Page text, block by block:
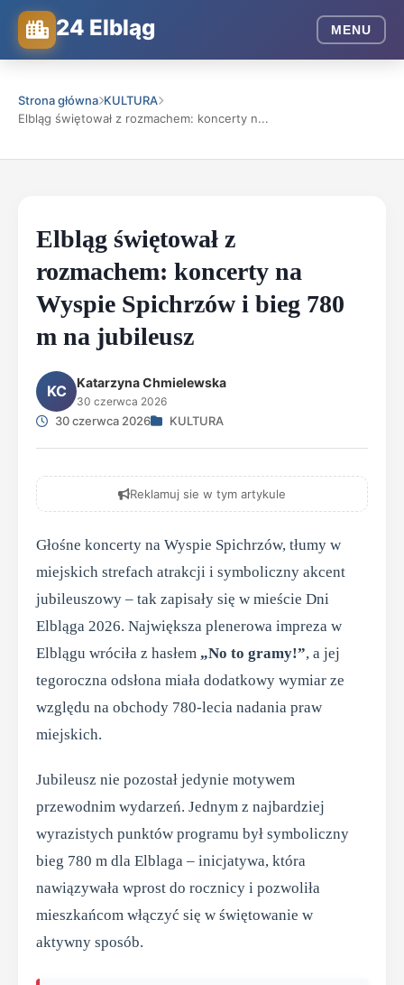
24 Elbląg MENU
Strona główna KULTURA
Elbląg świętował z rozmachem: koncerty n...
Elbląg świętował z
rozmachem: koncerty na
Wyspie Spichrzów i bieg 780
m na jubileusz
KC Katarzyna Chmielewska
30 czerwca 2026
30 czerwca 2026 KULTURA
Reklamuj sie w tym artykule
Głośne koncerty na Wyspie Spichrzów, tłumy w
miejskich strefach atrakcji i symboliczny akcent
jubileuszowy – tak zapisały się w mieście Dni
Elbląga 2026. Największa plenerowa impreza w
Elblągu wróciła z hasłem „No to gramy!”, a jej
tegoroczna odsłona miała dodatkowy wymiar ze
względu na obchody 780-lecia nadania praw
miejskich.
Jubileusz nie pozostał jedynie motywem
przewodnim wydarzeń. Jednym z najbardziej
wyrazistych punktów programu był symboliczny
bieg 780 m dla Elblaga – inicjatywa, która
nawiązywała wprost do rocznicy i pozwoliła
mieszkańcom włączyć się w świętowanie w
aktywny sposób.